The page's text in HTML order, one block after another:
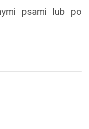
psami lub po